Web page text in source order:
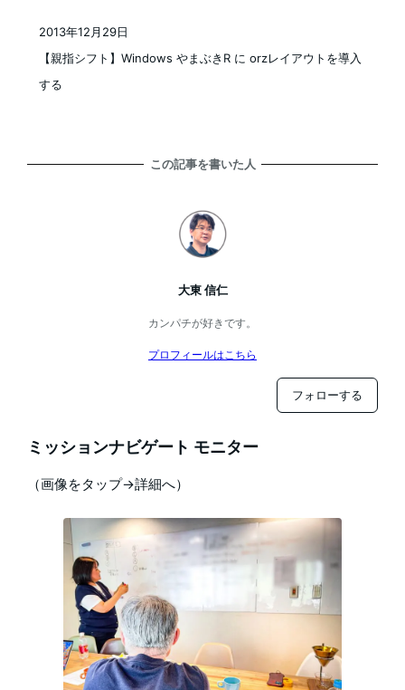
【親指シフト】Windows やまぶきR に orzレイアウトを導入
する
2013年12月29日
この記事を書いた人
大東 信仁
カンパチが好きです。
プロフィールはこちら
フォローする
ミッションナビゲート モニター
（画像をタップ→詳細へ）